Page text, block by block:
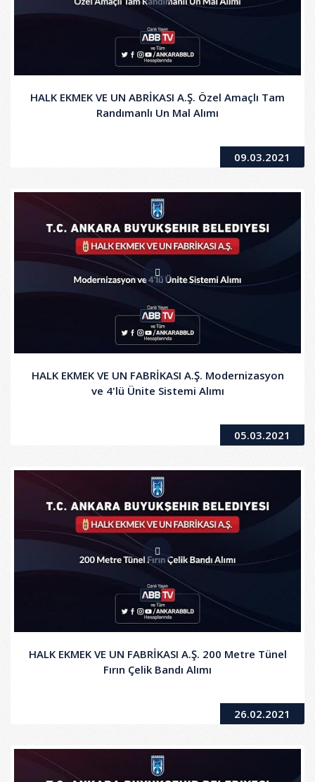
HALK EKMEK VE UN ABRİKASI A.Ş. Özel Amaçlı Tam
Randımanlı Un Mal Alımı
09.03.2021
HALK EKMEK VE UN FABRİKASI A.Ş. Modernizasyon
ve 4'lü Ünite Sistemi Alımı
05.03.2021
HALK EKMEK VE UN FABRİKASI A.Ş. 200 Metre Tünel
Fırın Çelik Bandı Alımı
26.02.2021